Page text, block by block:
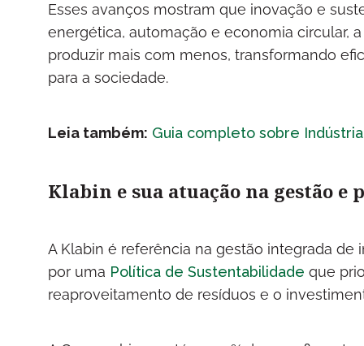
Esses avanços mostram que inovação e
energética, automação e economia circular,
produzir mais com menos, transformando
para a sociedade.
Leia também: Guia completo sobre
Klabin e sua atuação na gestão
A Klabin é referência na gestão integrada de
por uma Política de Sustentabilidade que
reaproveitamento de resíduos e o